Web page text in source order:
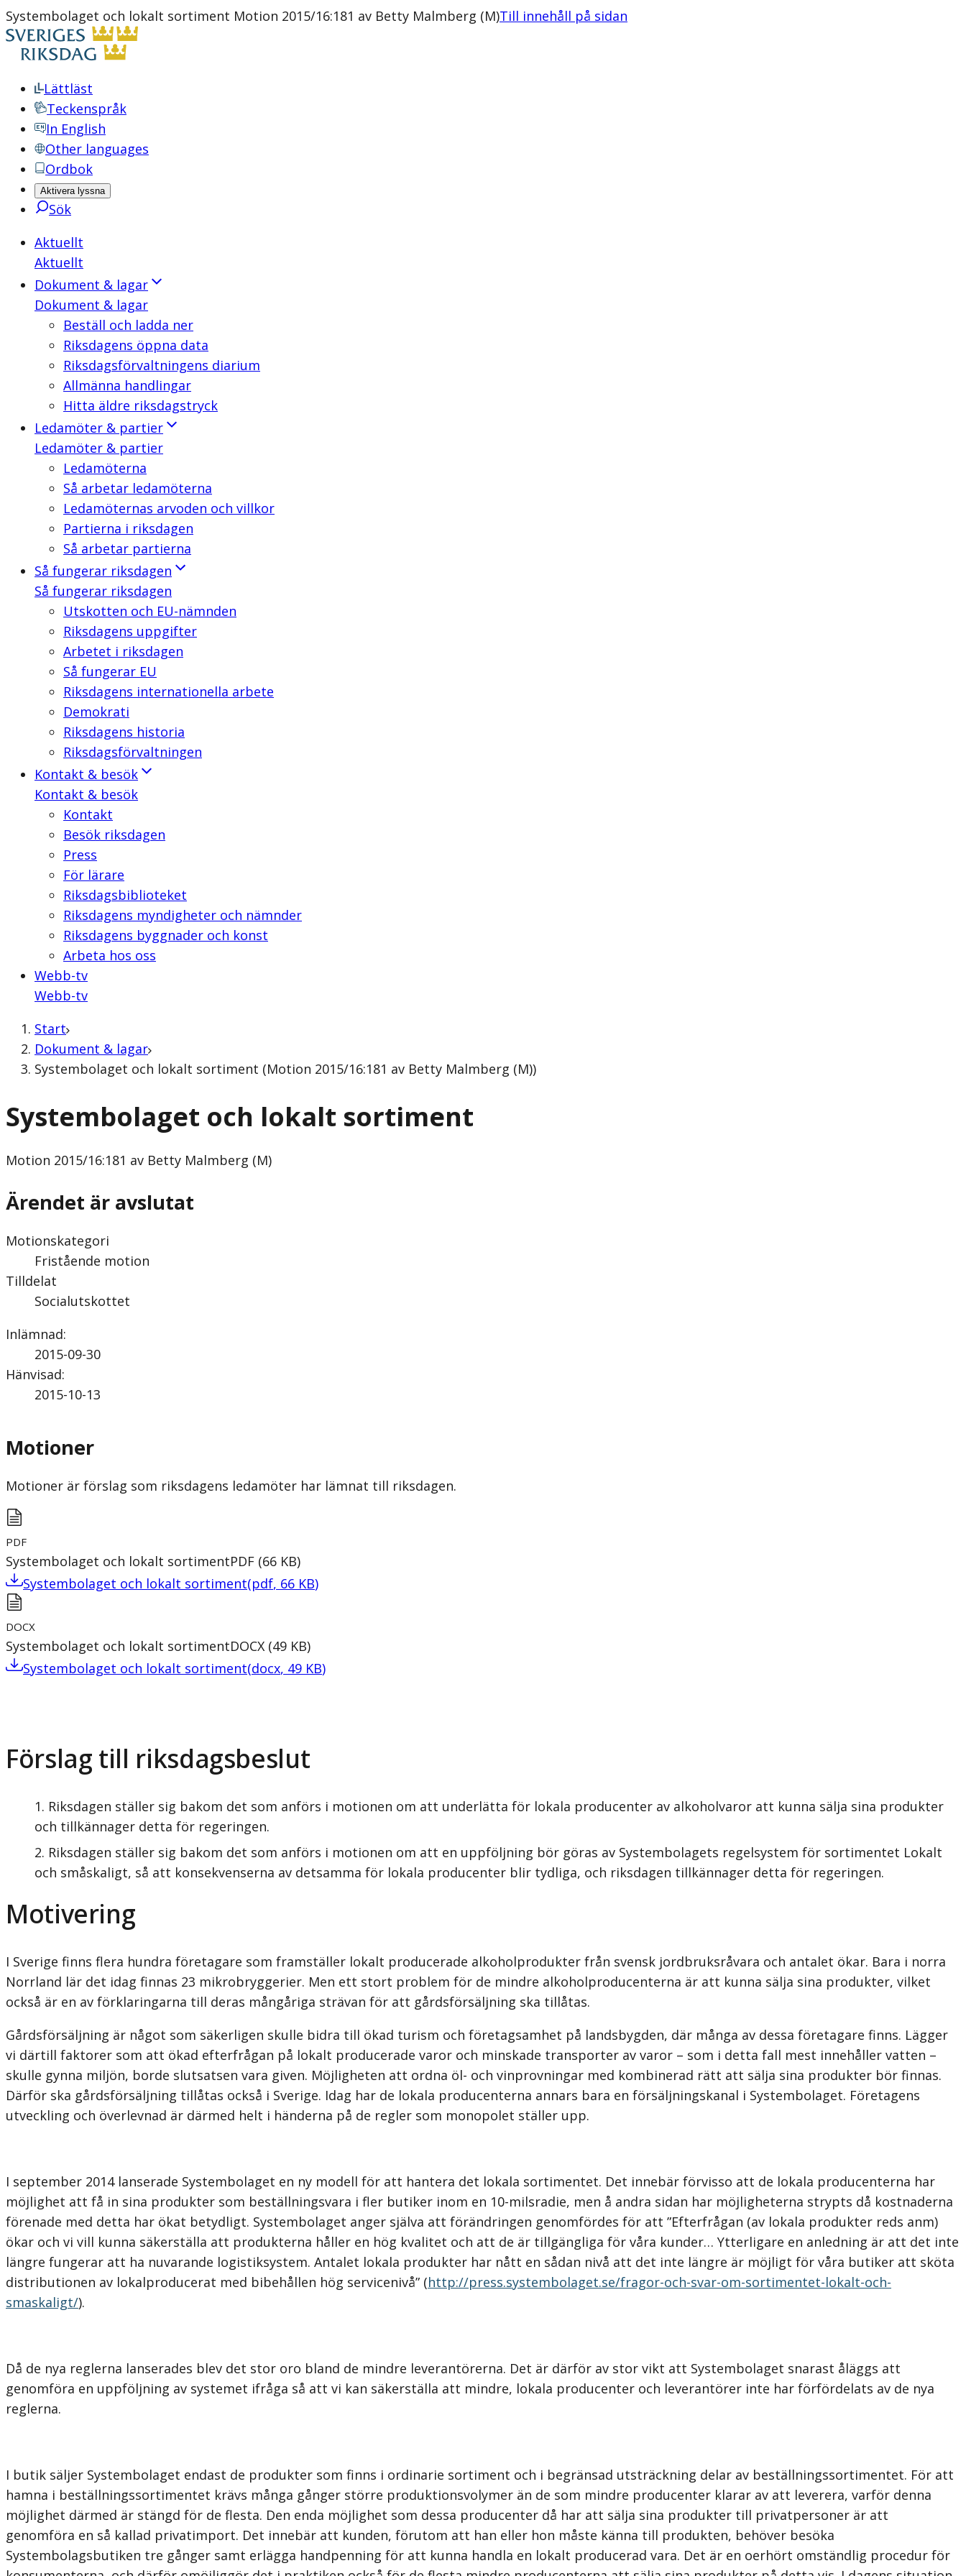
Systembolaget och lokalt sortiment Motion 2015/16:181 av Betty Malmberg (M)Till innehåll på sidan
Lättläst
Teckenspråk
In English
Other languages
Ordbok
Aktivera lyssna
Sök
Aktuellt
Aktuellt
Dokument & lagar
Dokument & lagar
Beställ och ladda ner
Riksdagens öppna data
Riksdagsförvaltningens diarium
Allmänna handlingar
Hitta äldre riksdagstryck
Ledamöter & partier
Ledamöter & partier
Ledamöterna
Så arbetar ledamöterna
Ledamöternas arvoden och villkor
Partierna i riksdagen
Så arbetar partierna
Så fungerar riksdagen
Så fungerar riksdagen
Utskotten och EU-nämnden
Riksdagens uppgifter
Arbetet i riksdagen
Så fungerar EU
Riksdagens internationella arbete
Demokrati
Riksdagens historia
Riksdagsförvaltningen
Kontakt & besök
Kontakt & besök
Kontakt
Besök riksdagen
Press
För lärare
Riksdagsbiblioteket
Riksdagens myndigheter och nämnder
Riksdagens byggnader och konst
Arbeta hos oss
Webb-tv
Webb-tv
Start
Dokument & lagar
Systembolaget och lokalt sortiment (Motion 2015/16:181 av Betty Malmberg (M))
Systembolaget och lokalt sortiment
Motion 2015/16:181 av Betty Malmberg (M)
Ärendet är avslutat
Motionskategori
Fristående motion
Tilldelat
Socialutskottet
Inlämnad:
2015-09-30
Hänvisad:
2015-10-13
Motioner
Motioner är förslag som riksdagens ledamöter har lämnat till riksdagen.
PDF
Systembolaget och lokalt sortimentPDF (66 KB)
Systembolaget och lokalt sortiment(pdf, 66 KB)
DOCX
Systembolaget och lokalt sortimentDOCX (49 KB)
Systembolaget och lokalt sortiment(docx, 49 KB)
Förslag till riksdagsbeslut
Riksdagen ställer sig bakom det som anförs i motionen om att underlätta för lokala producenter av alkoholvaror att kunna sälja sina produkter
och tillkännager detta för regeringen.
Riksdagen ställer sig bakom det som anförs i motionen om att en uppföljning bör göras av Systembolagets regelsystem för sortimentet Lokalt
och småskaligt, så att konsekvenserna av detsamma för lokala producenter blir tydliga, och riksdagen tillkännager detta för regeringen.
Motivering
I Sverige finns flera hundra företagare som framställer lokalt producerade alkoholprodukter från svensk jordbruksråvara och antalet ökar. Bara i norra
Norrland lär det idag finnas 23 mikrobryggerier. Men ett stort problem för de mindre alkoholproducenterna är att kunna sälja sina produkter, vilket
också är en av förklaringarna till deras mångåriga strävan för att gårdsförsäljning ska tillåtas.
Gårdsförsäljning är något som säkerligen skulle bidra till ökad turism och företagsamhet på landsbygden, där många av dessa företagare finns. Lägger
vi därtill faktorer som att ökad efterfrågan på lokalt producerade varor och minskade transporter av varor – som i detta fall mest innehåller vatten –
skulle gynna miljön, borde slutsatsen vara given. Möjligheten att ordna öl- och vinprovningar med kombinerad rätt att sälja sina produkter bör finnas.
Därför ska gårdsförsäljning tillåtas också i Sverige. Idag har de lokala producenterna annars bara en försäljningskanal i Systembolaget. Företagens
utveckling och överlevnad är därmed helt i händerna på de regler som monopolet ställer upp.
I september 2014 lanserade Systembolaget en ny modell för att hantera det lokala sortimentet. Det innebär förvisso att de lokala producenterna har
möjlighet att få in sina produkter som beställningsvara i fler butiker inom en 10-milsradie, men å andra sidan har möjligheterna strypts då kostnaderna
förenade med detta har ökat betydligt. Systembolaget anger själva att förändringen genomfördes för att ”Efterfrågan (av lokala produkter reds anm)
ökar och vi vill kunna säkerställa att produkterna håller en hög kvalitet och att de är tillgängliga för våra kunder… Ytterligare en anledning är att det inte
längre fungerar att ha nuvarande logistiksystem. Antalet lokala produkter har nått en sådan nivå att det inte längre är möjligt för våra butiker att sköta
distributionen av lokalproducerat med bibehållen hög servicenivå” (http://press.systembolaget.se/fragor-och-svar-om-sortimentet-lokalt-och-
smaskaligt/).
Då de nya reglerna lanserades blev det stor oro bland de mindre leverantörerna. Det är därför av stor vikt att Systembolaget snarast åläggs att
genomföra en uppföljning av systemet ifråga så att vi kan säkerställa att mindre, lokala producenter och leverantörer inte har förfördelats av de nya
reglerna.
I butik säljer Systembolaget endast de produkter som finns i ordinarie sortiment och i begränsad utsträckning delar av beställningssortimentet. För att
hamna i beställningssortimentet krävs många gånger större produktionsvolymer än de som mindre producenter klarar av att leverera, varför denna
möjlighet därmed är stängd för de flesta. Den enda möjlighet som dessa producenter då har att sälja sina produkter till privatpersoner är att
genomföra en så kallad privatimport. Det innebär att kunden, förutom att han eller hon måste känna till produkten, behöver besöka
Systembolagsbutiken tre gånger samt erlägga handpenning för att kunna handla en lokalt producerad vara. Det är en oerhört omständlig procedur för